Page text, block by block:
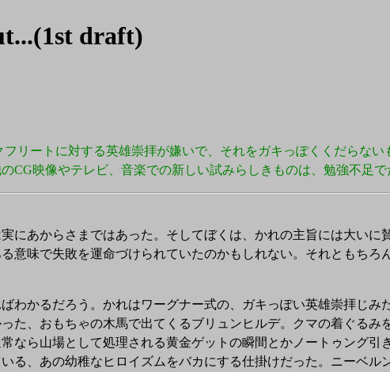
draft)
リートに対する英雄崇拝が嫌いで、それをガキっぽくくだらな
映像やテレビ、音楽での新しい試みらしきものは、勉強不足で
あからさまではあった。そしてぼくは、かれの主旨には大いに
意味で失敗を運命づけられていたのかもしれない。それともち
かるだろう。かれはワーグナー式の、ガキっぽい英雄崇拝じみ
た、おもちゃの木馬で出てくるブリュンヒルデ。クマの着ぐる
なら山場として処理される黄金ゲットの瞬間とかノートゥング
る、あの幼稚なヒロイズムをバカにする仕掛けだった。ニーベル